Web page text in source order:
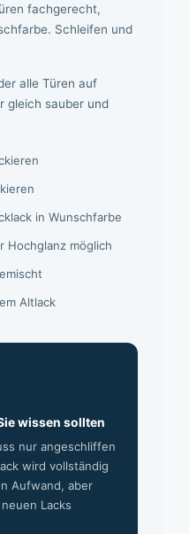
fachgerecht,
Schleifen und
alle Türen auf
gleich sauber und
in Wunschfarbe
Hochglanz möglich
Altlack
wissen sollten
nur angeschliffen
wird vollständig
Aufwand, aber
Lacks